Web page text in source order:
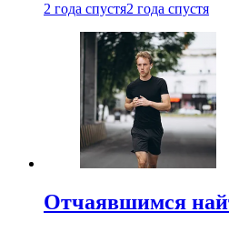
2 года спустя2 года спустя
Отчаявшимся